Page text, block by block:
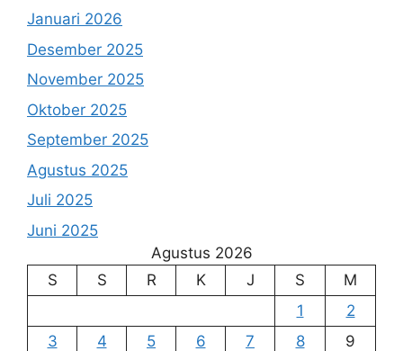
Januari 2026
Desember 2025
November 2025
Oktober 2025
September 2025
Agustus 2025
Juli 2025
Juni 2025
Agustus 2026
S
S R K J S
M
1
2
3
4 5 6 7 8
9